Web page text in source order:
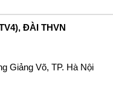
ĐÀI THVN
Giảng Võ, TP. Hà Nội